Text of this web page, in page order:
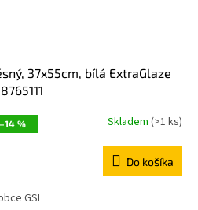
–14 %
37x55cm, bílá ExtraGlaze
8765111
Skladem (>1 ks)
Do košíka
GSI